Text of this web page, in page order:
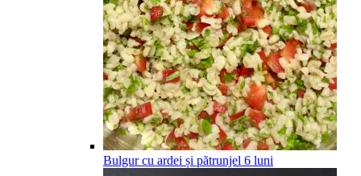
Bulgur cu ardei și pătrunjel 6 luni